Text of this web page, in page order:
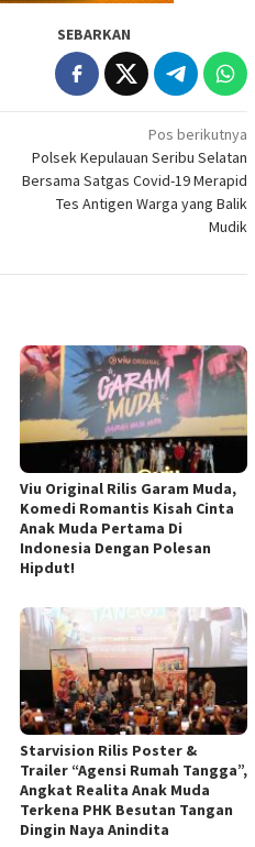
SEBARKAN
Pos berikutnya
Polsek Kepulauan Seribu Selatan
Bersama Satgas Covid-19 Merapid
Tes Antigen Warga yang Balik
Mudik
Viu Original Rilis Garam Muda,
Komedi Romantis Kisah Cinta
Anak Muda Pertama Di
Indonesia Dengan Polesan
Hipdut!
Starvision Rilis Poster &
Trailer “Agensi Rumah Tangga”,
Angkat Realita Anak Muda
Terkena PHK Besutan Tangan
Dingin Naya Anindita